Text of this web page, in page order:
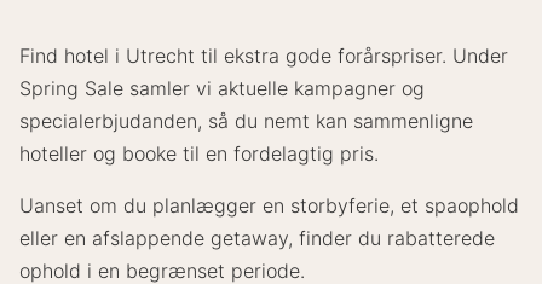
Find hotel i Utrecht til ekstra gode forårspriser. Under
Spring Sale samler vi aktuelle kampagner og
specialerbjudanden, så du nemt kan sammenligne
hoteller og booke til en fordelagtig pris.
Uanset om du planlægger en storbyferie, et spaophold
eller en afslappende getaway, finder du rabatterede
ophold i en begrænset periode.